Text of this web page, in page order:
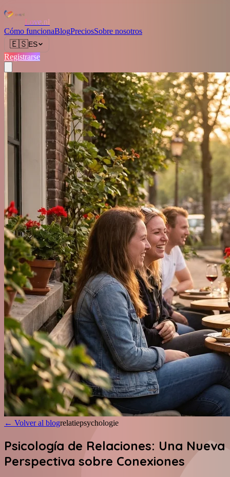
Love.nl
Cómo funcionaBlogPreciosSobre nosotros
🇪🇸ES
Registrarse
← Volver al blogrelatiepsychologie
Psicología de Relaciones: Una Nueva
Perspectiva sobre Conexiones